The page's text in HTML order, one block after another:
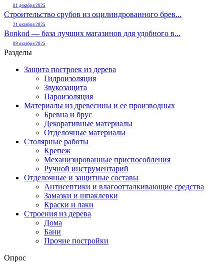
01 декабря 2025
Строительство срубов из оцилиндрованного брев...
21 октября 2025
Bonkod — база лучших магазинов для удобного в...
09 октября 2025
Разделы
Защита построек из дерева
Гидроизоляция
Звукозащита
Пароизоляция
Материалы из древесины и ее производных
Бревна и брус
Декоративные материалы
Отделочные материалы
Столярные работы
Крепеж
Механизированные приспособления
Ручной инструментарий
Отделочные и защитные составы
Антисептики и влагоотталкивающие средства
Замазки и шпаклевки
Краски и лаки
Строения из дерева
Дома
Бани
Прочие постройки
Опрос